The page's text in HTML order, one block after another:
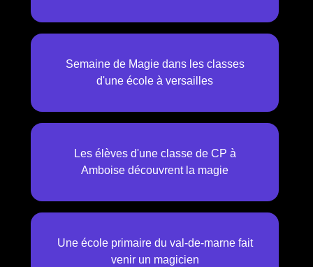
Semaine de Magie dans les classes
d'une école à versailles
Les élèves d'une classe de CP à
Amboise découvrent la magie
Une école primaire du val-de-marne fait
venir un magicien